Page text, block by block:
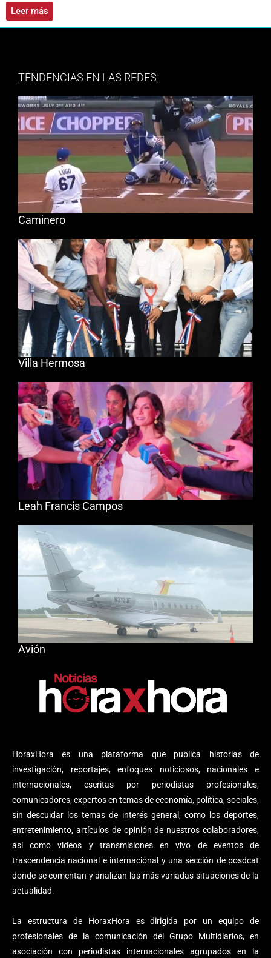
Leer más
HoraxHora es una plataforma que publica historias de
investigación, reportajes, enfoques noticiosos, nacionales e
internacionales, escritas por periodistas profesionales,
comunicadores, expertos en temas de economía, política, sociales,
sin descuidar los temas de interés general, como los deportes,
entretenimiento, artículos de opinión de nuestros colaboradores,
así como videos y transmisiones en vivo de eventos de
trascendencia nacional e internacional y una sección de posdcat
donde se comentan y analizan las más variadas situaciones de la
actualidad.
La estructura de HoraxHora es dirigida por un equipo de
profesionales de la comunicación del Grupo Multidiarios, en
asociación con periodistas internacionales agrupados en la
TENDENCIAS EN LAS REDES
Caminero
Villa Hermosa
Leah Francis Campos
Avión